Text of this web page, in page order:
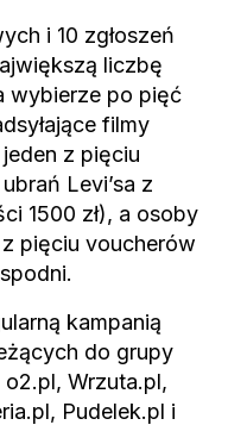
i 10 zgłoszeń
liczbę
wybierze po pięć
filmy
z pięciu
Levi’sa z
1500 zł), a osoby
pięciu voucherów
kampanią
do grupy
Wrzuta.pl,
Pudelek.pl i